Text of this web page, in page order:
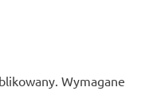
Wymagane